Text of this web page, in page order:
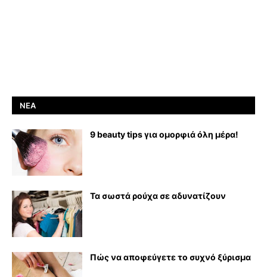
ΝΈΑ
9 beauty tips για ομορφιά όλη μέρα!
Τα σωστά ρούχα σε αδυνατίζουν
Πώς να αποφεύγετε το συχνό ξύρισμα